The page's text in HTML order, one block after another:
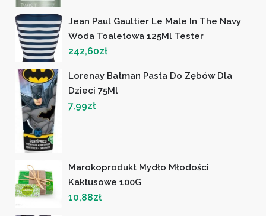
Jean Paul Gaultier Le Male In The Navy
Woda Toaletowa 125Ml Tester
242,60zł
Lorenay Batman Pasta Do Zębów Dla
Dzieci 75Ml
7,99zł
Marokoprodukt Mydło Młodości
Kaktusowe 100G
10,88zł